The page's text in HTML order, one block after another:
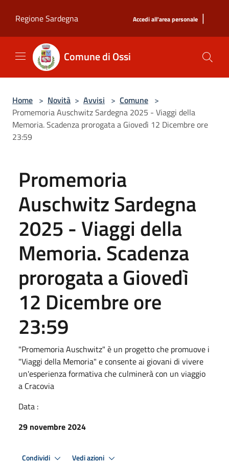
Regione Sardegna
Accedi all'area personale |
Comune di Ossi
Home > Novità > Avvisi > Comune >
Promemoria Auschwitz Sardegna 2025 - Viaggi della
Memoria. Scadenza prorogata a Giovedì 12 Dicembre ore
23:59
Promemoria
Auschwitz Sardegna
2025 - Viaggi della
Memoria. Scadenza
prorogata a Giovedì
12 Dicembre ore
23:59
"Promemoria Auschwitz" è un progetto che promuove i
"Viaggi della Memoria" e consente ai giovani di vivere
un'esperienza formativa che culminerà con un viaggio
a Cracovia
Data :
29 novembre 2024
Condividi Vedi azioni